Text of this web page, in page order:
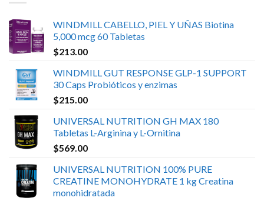
WINDMILL CABELLO, PIEL Y UÑAS Biotina
5,000 mcg 60 Tabletas
$213.00
WINDMILL GUT RESPONSE GLP-1 SUPPORT
30 Caps Probióticos y enzimas
$215.00
UNIVERSAL NUTRITION GH MAX 180
Tabletas L-Arginina y L-Ornitina
$569.00
UNIVERSAL NUTRITION 100% PURE
CREATINE MONOHYDRATE 1 kg Creatina
monohidratada